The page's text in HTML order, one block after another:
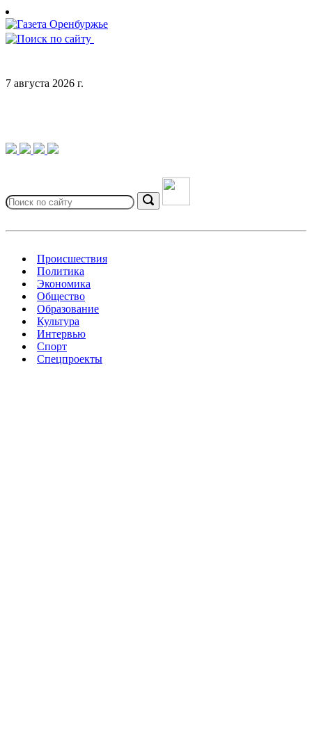
Skip
to
content
7 августа 2026 г.
for:
Search
Происшествия
Политика
Экономика
Общество
Образование
Культура
Интервью
Спорт
Спецпроекты